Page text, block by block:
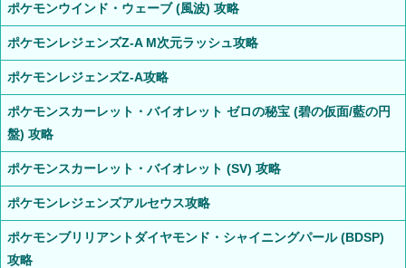
ポケモンウインド・ウェーブ (風波) 攻略
ポケモンレジェンズZ-A M次元ラッシュ攻略
ポケモンレジェンズZ-A攻略
ポケモンスカーレット・バイオレット ゼロの秘宝 (碧の仮面/藍の円
盤) 攻略
ポケモンスカーレット・バイオレット (SV) 攻略
ポケモンレジェンズアルセウス攻略
ポケモンブリリアントダイヤモンド・シャイニングパール (BDSP)
攻略